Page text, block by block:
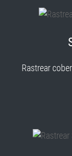
Rastrear